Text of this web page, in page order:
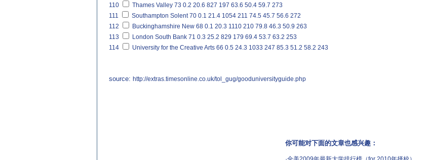
110
Thames Valley 73 0.2 20.6 827 197 63.6 50.4 59.7 273
111
Southampton Solent 70 0.1 21.4 1054 211 74.5 45.7 56.6 272
112
Buckinghamshire New 68 0.1 20.3 1110 210 79.8 46.3 50.9 263
113
London South Bank 71 0.3 25.2 829 179 69.4 53.7 63.2 253
114
University for the Creative Arts 66 0.5 24.3 1033 247 85.3 51.2 58.2 243
source: http://extras.timesonline.co.uk/tol_gug/gooduniversityguide.php
你可能对下面的文章也感兴趣：